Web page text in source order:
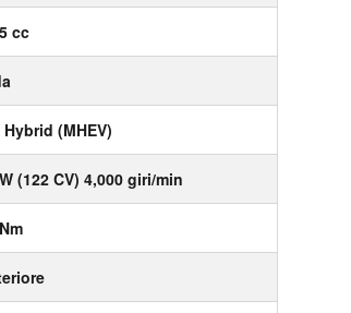
cc
(MHEV)
(122 CV) 4,000 giri/min